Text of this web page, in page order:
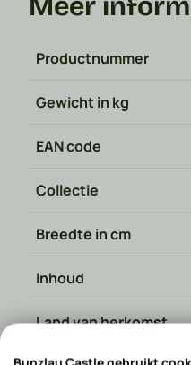
Productnummer
Gewicht in kg
EAN code
Collectie
Breedte in cm
Inhoud
Land van herkomst